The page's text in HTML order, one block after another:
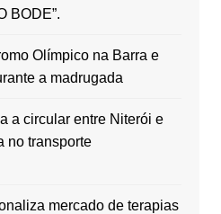
BODE”.
Olímpico na Barra e
a madrugada
a circular entre Niterói e
no transporte
mercado de terapias